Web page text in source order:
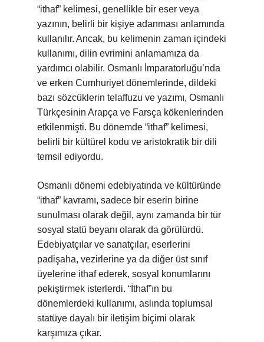
“ithaf” kelimesi, genellikle bir eser veya
yazının, belirli bir kişiye adanması anlamında
kullanılır. Ancak, bu kelimenin zaman içindeki
kullanımı, dilin evrimini anlamamıza da
yardımcı olabilir. Osmanlı İmparatorluğu’nda
ve erken Cumhuriyet dönemlerinde, dildeki
bazı sözcüklerin telaffuzu ve yazımı, Osmanlı
Türkçesinin Arapça ve Farsça kökenlerinden
etkilenmişti. Bu dönemde “ithaf” kelimesi,
belirli bir kültürel kodu ve aristokratik bir dili
temsil ediyordu.
Osmanlı dönemi edebiyatında ve kültüründe
“ithaf” kavramı, sadece bir eserin birine
sunulması olarak değil, aynı zamanda bir tür
sosyal statü beyanı olarak da görülürdü.
Edebiyatçılar ve sanatçılar, eserlerini
padişaha, vezirlerine ya da diğer üst sınıf
üyelerine ithaf ederek, sosyal konumlarını
pekiştirmek isterlerdi. “İthaf”ın bu
dönemlerdeki kullanımı, aslında toplumsal
statüye dayalı bir iletişim biçimi olarak
karşımıza çıkar.